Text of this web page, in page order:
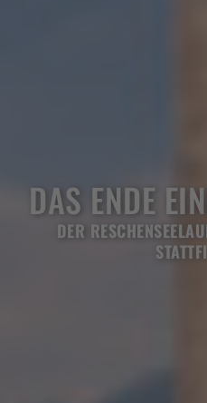
DAS ENDE
DER